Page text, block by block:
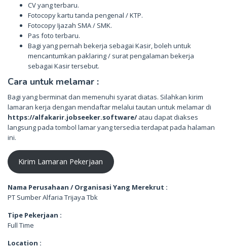
CV yang terbaru.
Fotocopy kartu tanda pengenal / KTP.
Fotocopy Ijazah SMA / SMK.
Pas foto terbaru.
Bagi yang pernah bekerja sebagai Kasir, boleh untuk
mencantumkan paklaring / surat pengalaman bekerja
sebagai Kasir tersebut.
Cara untuk melamar :
Bagi yang berminat dan memenuhi syarat diatas. Silahkan kirim
lamaran kerja dengan mendaftar melalui tautan untuk melamar di
https://alfakarir.jobseeker.software/atau dapat diakses
langsung pada tombol lamar yang tersedia terdapat pada halaman
ini.
Kirim Lamaran Pekerjaan
Nama Perusahaan / Organisasi Yang Merekrut :
PT Sumber Alfaria Trijaya Tbk
Tipe Pekerjaan :
Full Time
Location :